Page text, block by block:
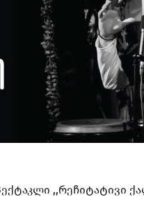
,,რეჩიტატივი